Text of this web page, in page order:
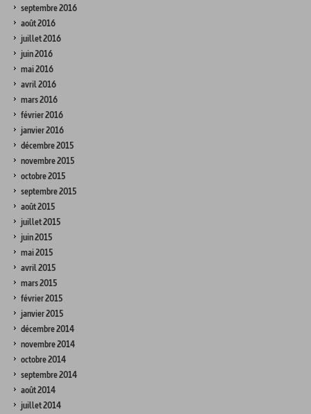
septembre 2016
août 2016
juillet 2016
juin 2016
mai 2016
avril 2016
mars 2016
février 2016
janvier 2016
décembre 2015
novembre 2015
octobre 2015
septembre 2015
août 2015
juillet 2015
juin 2015
mai 2015
avril 2015
mars 2015
février 2015
janvier 2015
décembre 2014
novembre 2014
octobre 2014
septembre 2014
août 2014
juillet 2014